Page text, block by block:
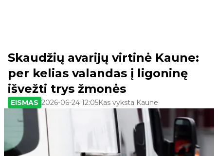
Skaudžių avarijų virtinė Kaune:
per kelias valandas į ligoninę
išvežti trys žmonės
EISMAS 2026-06-24 12:05Kas vyksta Kaune